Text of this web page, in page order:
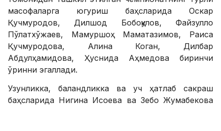
масофаларга югуриш баҳсларида Оскар
Қучмуродов, Дилшод Бобоқулов, Файзулло
Пўлатхўжаев, Мамуршоҳ Маматазимов, Раиса
Қучмуродова, Алина Коган, Дилбар
Абдулҳамидова, Ҳуснида Аҳмедова биринчи
ўринни эгаллади.
Узунликка, баландликка ва уч ҳатлаб сакраш
баҳсларида Нигина Исоева ва Зебо Жумабекова